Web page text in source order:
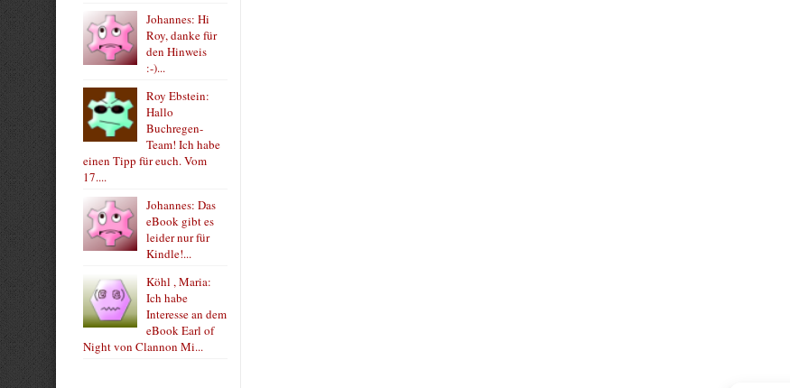
Johannes: Hi
Roy, danke für
den Hinweis
:-)...
Roy Ebstein:
Hallo
Buchregen-
Team! Ich habe
einen Tipp für euch. Vom
17....
Johannes: Das
eBook gibt es
leider nur für
Kindle!...
Köhl , Maria:
Ich habe
Interesse an dem
eBook Earl of
Night von Clannon Mi...